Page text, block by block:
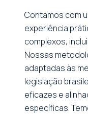
Contamos com
experiência
complexos,
Nossas
adaptadas às
legislação
eficazes e
específicas.